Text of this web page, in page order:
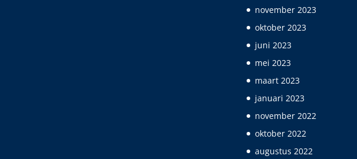
november 2023
oktober 2023
juni 2023
mei 2023
maart 2023
januari 2023
november 2022
oktober 2022
augustus 2022